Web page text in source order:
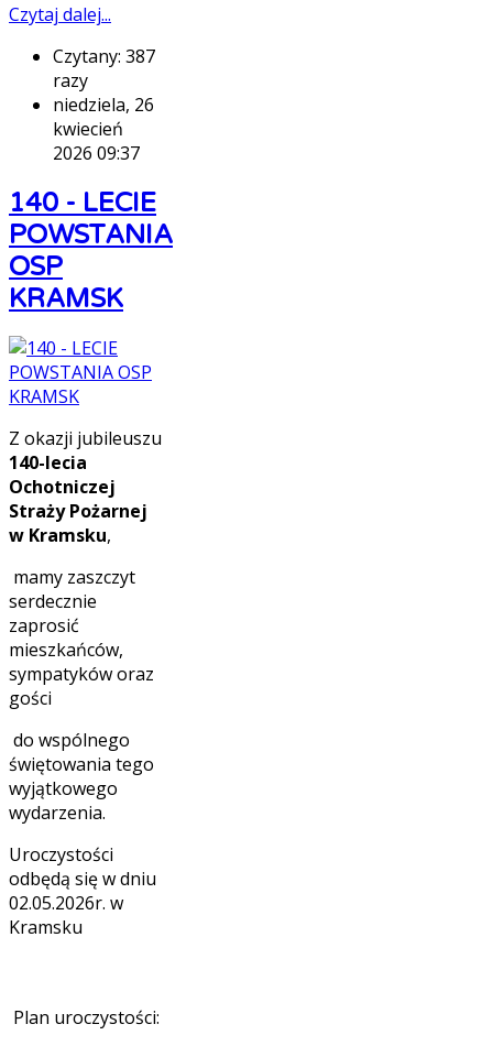
Czytaj dalej...
Czytany: 387
razy
niedziela, 26
kwiecień
2026 09:37
140 - LECIE
POWSTANIA
OSP
KRAMSK
Z okazji jubileuszu
140-lecia
Ochotniczej
Straży Pożarnej
w Kramsku,
mamy zaszczyt
serdecznie
zaprosić
mieszkańców,
sympatyków oraz
gości
do wspólnego
świętowania tego
wyjątkowego
wydarzenia.
Uroczystości
odbędą się w dniu
02.05.2026r. w
Kramsku
Plan uroczystości: